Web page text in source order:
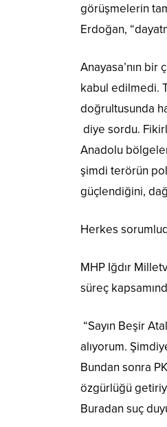
görüşmelerin
Erdoğan,
Anayasa’nın
kabul edilmedi.
doğrultusunda
diye sordu.
Anadolu
şimdi terörün
güçlendiğini,
Herkes
MHP Iğdır
süreç
“Sayın Beşir
alıyorum.
Bundan sonra
özgürlüğü
Buradan suç